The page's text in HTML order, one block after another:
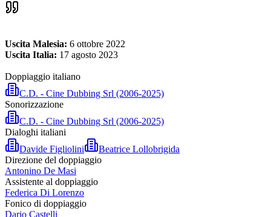
Uscita Malesia: 6 ottobre 2022
Uscita Italia: 17 agosto 2023
Doppiaggio italiano
C.D. - Cine Dubbing Srl (2006-2025)
Sonorizzazione
C.D. - Cine Dubbing Srl (2006-2025)
Dialoghi italiani
Davide Figliolini
Beatrice Lollobrigida
Direzione del doppiaggio
Antonino De Masi
Assistente al doppiaggio
Federica Di Lorenzo
Fonico di doppiaggio
Dario Castelli